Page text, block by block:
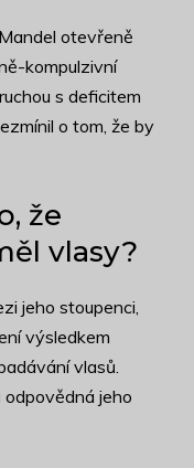
otevřeně
kompulzivní
s deficitem
o tom, že by
že
vlasy?
jeho stoupenci,
výsledkem
vlasů.
jeho